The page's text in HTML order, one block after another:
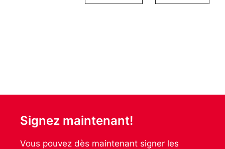
Signez maintenant!
Vous pouvez dès maintenant signer les